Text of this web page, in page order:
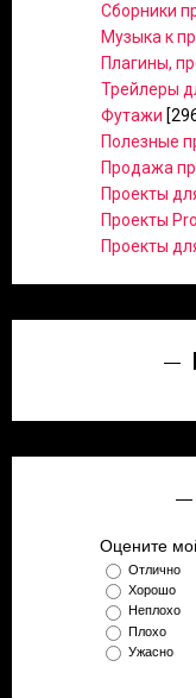
Сборники
Музыка к
Плагины,
Трейлеры
Футажи
Полезные
Продажа
Проекты
Проекты
Проекты
Оцените
Отлично
Хорошо
Неплохо
Плохо
Ужасно